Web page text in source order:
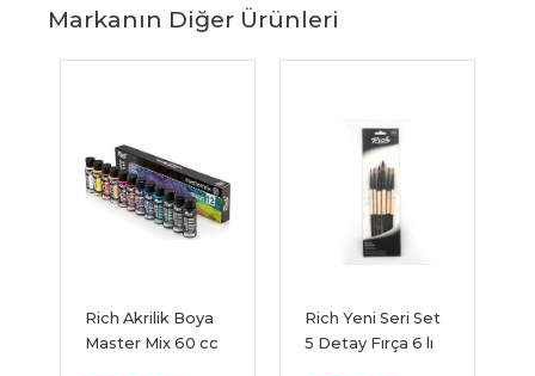
Markanın Diğer Ürünleri
Rich Akrilik Boya
Master Mix 60 cc
Rich Yeni Seri Set
5 Detay Fırça 6 lı